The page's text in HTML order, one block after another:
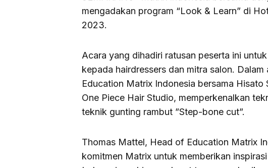
mengadakan program “Look & Learn” di
2023.
Acara yang dihadiri ratusan peserta ini
kepada hairdressers dan mitra salon.
Education Matrix Indonesia bersama
One Piece Hair Studio, memperkenalkan
teknik gunting rambut ”Step-bone cut”.
Thomas Mattel, Head of Education Matrix
komitmen Matrix untuk memberikan